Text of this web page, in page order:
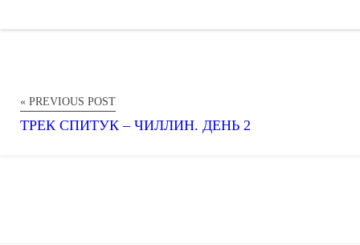
« PREVIOUS POST
ТРЕК СПИТУК – ЧИЛЛИН. ДЕНЬ 2